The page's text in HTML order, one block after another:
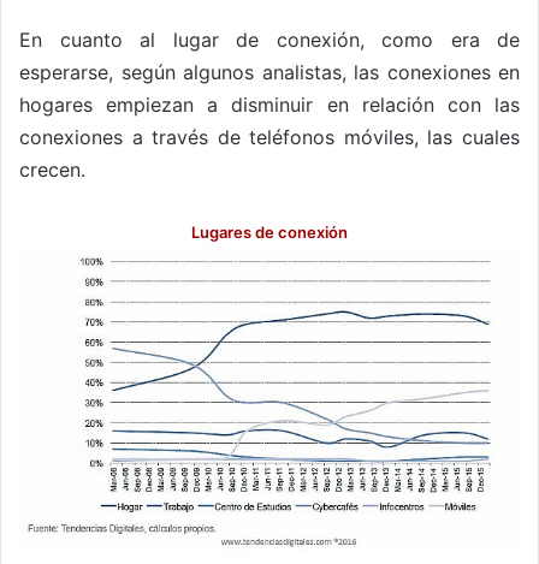
En cuanto al lugar de conexión, como era de
esperarse, según algunos analistas, las conexiones en
hogares empiezan a disminuir en relación con las
conexiones a través de teléfonos móviles, las cuales
crecen.
Lugares de conexión